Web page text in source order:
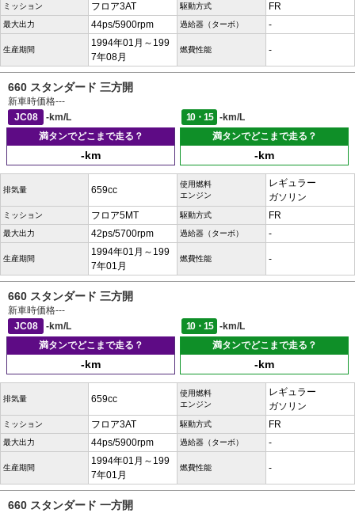
ミッション フロア3AT 駆動方式 FR
最大出力 44ps/5900rpm 過給器（ターボ） -
生産期間
1994年01月～199
7年08月
燃費性能 -
660 スタンダード 三方開
新車時価格---
JC08
-km/L 10・15
-km/L
満タンでどこまで走る？
-km
満タンでどこまで走る？
-km
排気量 659cc
使用燃料
エンジン
レギュラー
ガソリン
ミッション フロア5MT 駆動方式 FR
最大出力 42ps/5700rpm 過給器（ターボ） -
生産期間
1994年01月～199
7年01月
燃費性能 -
660 スタンダード 三方開
新車時価格---
JC08
-km/L 10・15
-km/L
満タンでどこまで走る？
-km
満タンでどこまで走る？
-km
排気量 659cc
使用燃料
エンジン
レギュラー
ガソリン
ミッション フロア3AT 駆動方式 FR
最大出力 44ps/5900rpm 過給器（ターボ） -
生産期間
1994年01月～199
7年01月
燃費性能 -
660 スタンダード 一方開